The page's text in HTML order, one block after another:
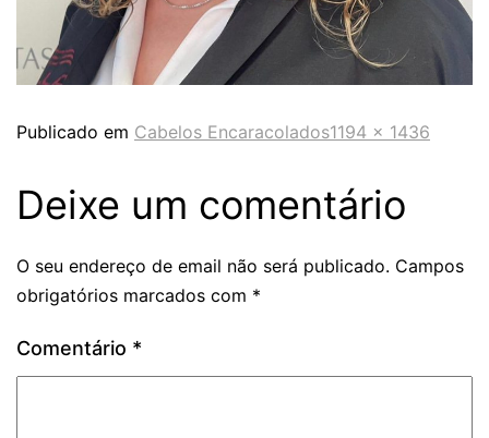
Publicado em Cabelos Encaracolados1194 × 1436
Deixe um comentário
O seu endereço de email não será publicado. Campos
obrigatórios marcados com *
Comentário *